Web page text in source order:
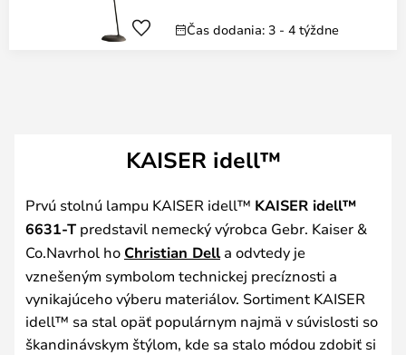
Čas dodania: 3 - 4 týždne
KAISER idell™
Prvú stolnú lampu KAISER idell™ KAISER idell™
6631-T predstavil nemecký výrobca Gebr. Kaiser &
Co.Navrhol ho Christian Dell a odvtedy je
vznešeným symbolom technickej precíznosti a
vynikajúceho výberu materiálov. Sortiment KAISER
idell™ sa stal opäť populárnym najmä v súvislosti so
škandinávskym štýlom, kde sa stalo módou zdobiť si